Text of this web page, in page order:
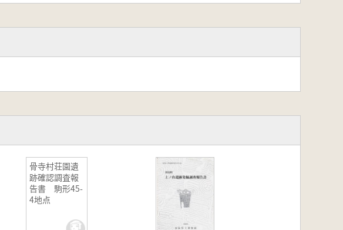
骨寺村荘園遺
跡確認調査報
告書 駒形45-
4地点